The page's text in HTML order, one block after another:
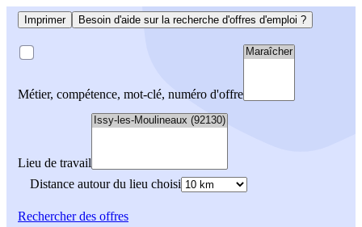
Imprimer Besoin d'aide sur la recherche d'offres d'emploi ?
Métier, compétence, mot-clé, numéro d'offre
Lieu de travail
Distance autour du lieu choisi
Rechercherdes offres